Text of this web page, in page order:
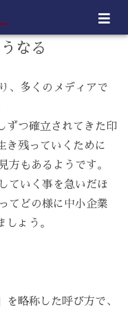
なる
、多くのメディアで
ずつ確立されてきた印
き残っていくために
方もあるようです。
ていく事を急いだほ
てどの様に中小企業
しょう。
略称した呼び方で、